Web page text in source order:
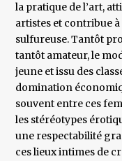
la pratique de l’art,
artistes et contribue
sulfureuse. Tantôt
tantôt amateur, le
jeune et issu des
domination
souvent entre ces
les stéréotypes
une respectabilité
ces lieux intimes de